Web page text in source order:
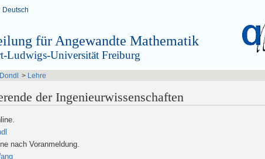
Deutsch
für Angewandte Mathematik
Ludwigs-Universität Freiburg
> Lehre
der Ingenieurwissenschaften
nach Voranmeldung.